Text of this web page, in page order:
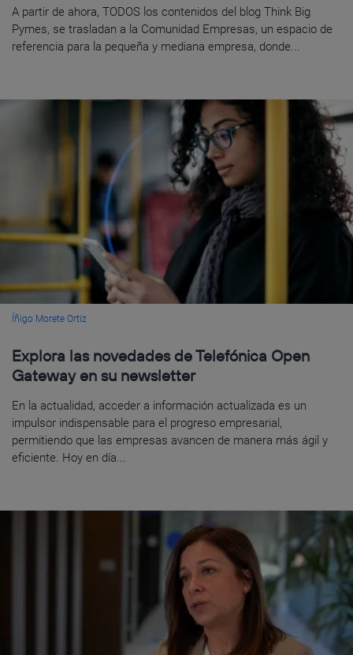
A partir de ahora, TODOS los contenidos del blog Think Big
Pymes, se trasladan a la Comunidad Empresas, un espacio de
referencia para la pequeña y mediana empresa, donde...
Íñigo Morete Ortiz
Explora las novedades de Telefónica Open
Gateway en su newsletter
En la actualidad, acceder a información actualizada es un
impulsor indispensable para el progreso empresarial,
permitiendo que las empresas avancen de manera más ágil y
eficiente. Hoy en día...